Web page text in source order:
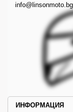
info@linsonmoto.bg
ИНФОРМАЦИЯ